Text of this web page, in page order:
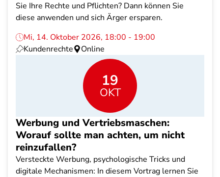
Sie Ihre Rechte und Pflichten? Dann können Sie
diese anwenden und sich Ärger ersparen.
Mi, 14. Oktober 2026, 18:00 - 19:00
Kundenrechte
Online
19
OKT
Werbung und Vertriebsmaschen:
Worauf sollte man achten, um nicht
reinzufallen?
Versteckte Werbung, psychologische Tricks und
digitale Mechanismen: In diesem Vortrag lernen Sie